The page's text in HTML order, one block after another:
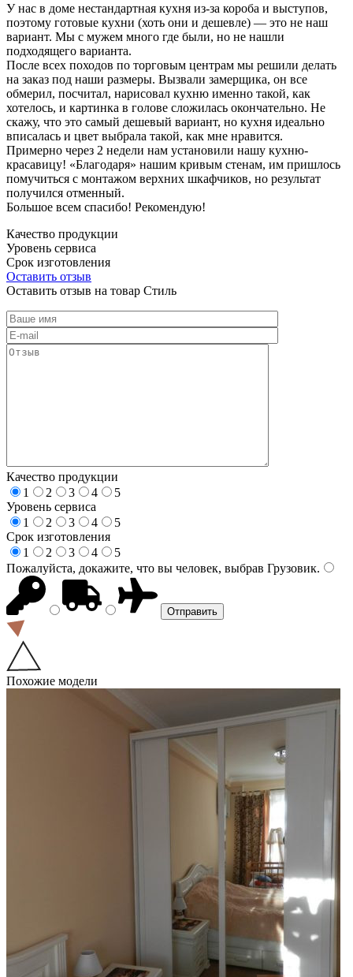
У нас в доме нестандартная кухня из-за короба и выступов,
поэтому готовые кухни (хоть они и дешевле) — это не наш
вариант. Мы с мужем много где были, но не нашли
подходящего варианта.
После всех походов по торговым центрам мы решили делать
на заказ под наши размеры. Вызвали замерщика, он все
обмерил, посчитал, нарисовал кухню именно такой, как
хотелось, и картинка в голове сложилась окончательно. Не
скажу, что это самый дешевый вариант, но кухня идеально
вписалась и цвет выбрала такой, как мне нравится.
Примерно через 2 недели нам установили нашу кухню-
красавицу! «Благодаря» нашим кривым стенам, им пришлось
помучиться с монтажом верхних шкафчиков, но результат
получился отменный.
Большое всем спасибо! Рекомендую!
Качество продукции
Уровень сервиса
Срок изготовления
Оставить отзыв
Оставить отзыв на товар Стиль
Качество продукции
1
2 3 4
5
Уровень сервиса
1
2 3 4
5
Срок изготовления
1
2 3 4
5
Пожалуйста, докажите, что вы человек, выбрав Грузовик.
Похожие модели